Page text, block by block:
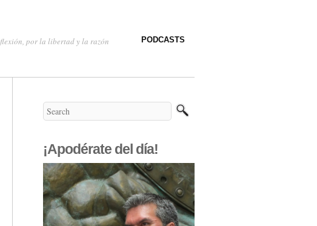
por la libertad y la razón PODCASTS
¡Apodérate del día!